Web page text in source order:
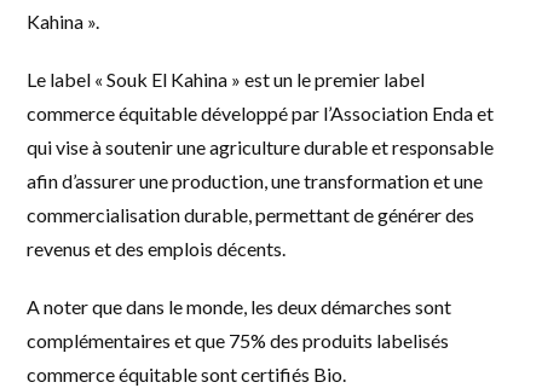
Kahina ».
Le label « Souk El Kahina » est un le premier label
commerce équitable développé par l’Association Enda et
qui vise à soutenir une agriculture durable et responsable
afin d’assurer une production, une transformation et une
commercialisation durable, permettant de générer des
revenus et des emplois décents.
A noter que dans le monde, les deux démarches sont
complémentaires et que 75% des produits labelisés
commerce équitable sont certifiés Bio.